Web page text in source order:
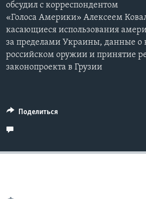
обсудил с корреспондентом
«Голоса Америки» Алексеем
касающиеся использования
за пределами Украины, данные о
российском оружии и принятие
законопроекта в Грузии
Поделиться